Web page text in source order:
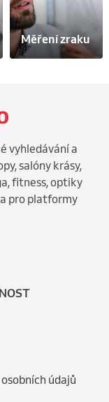
Měření zraku
vyhledávání a
salóny krásy,
fitness, optiky
pro platformy
údajů